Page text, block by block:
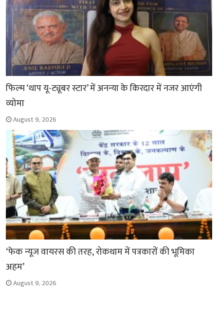
फिल्म ‘थाप यू-ट्यूबर स्टार’ में अनन्या के किरदार में नजर आएंगी
व्योमा
August 9, 2026
‘फेक न्यूज वायरस की तरह, रोकथाम में पत्रकारों की भूमिका
अहम’
August 9, 2026